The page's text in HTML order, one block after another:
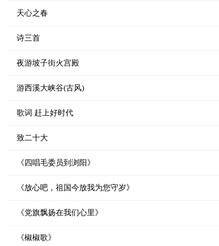
天心之春
诗三首
夜游坡子街火宫殿
游西溪大峡谷(古风)
歌词 赶上好时代
致二十大
《四唱毛委员到浏阳》
《放心吧，祖国今放我为您守岁》
《党旗飘扬在我们心里》
《椒椒歌》